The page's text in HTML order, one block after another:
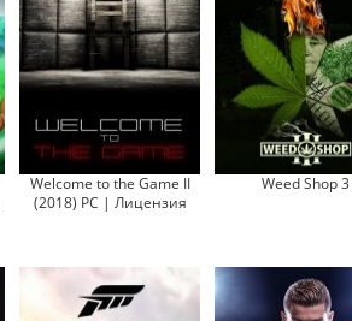
Welcome to the Game II
(2018) PC | Лицензия
Weed Shop 3